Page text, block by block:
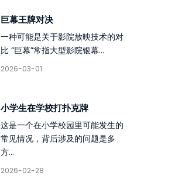
巨幕王牌对决
一种可能是关于影院放映技术的对
比 “巨幕”常指大型影院银幕...
2026-03-01
小学生在学校打扑克牌
这是一个在小学校园里可能发生的
常见情况，背后涉及的问题是多
方...
2026-02-28